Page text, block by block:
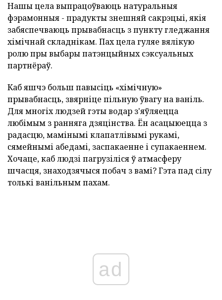
Нашы цела выпрацоўваюць натуральныя
фэрамонныя - прадукты знешняй сакрэцыі, якія
забяспечваюць прывабнасць з пункту гледжання
хімічнай складнікам. Пах цела гуляе вялікую
ролю пры выбары патэнцыйных сэксуальных
партнёраў.
Каб яшчэ больш павысіць «хімічную»
прывабнасць, звярніце пільную ўвагу на ваніль.
Для многіх людзей гэты водар з'яўляецца
любімым з ранняга дзяцінства. Ён асацыюецца з
радасцю, мамінымі клапатлівымі рукамі,
сямейнымі абедамі, заспакаенне і супакаеннем.
Хочаце, каб людзі пагрузіліся ў атмасферу
шчасця, знаходзячыся побач з вамі? Гэта пад сілу
толькі ванільным пахам.
ad